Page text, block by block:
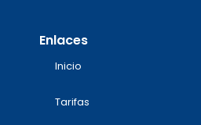
Enlaces
Inicio
Tarifas